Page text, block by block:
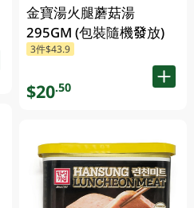
金寶湯火腿蘑菇湯
295GM (包裝隨機發放)
3件$43.9
$20.50